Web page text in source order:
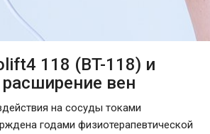
118 (BT-118) и
вен
на сосуды токами
годами физиотерапевтической